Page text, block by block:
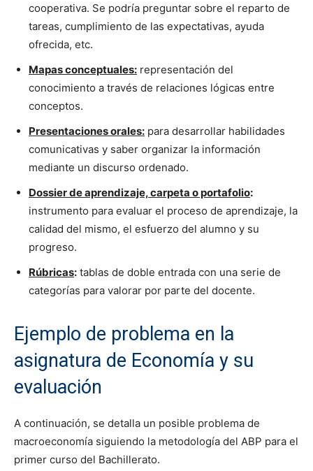
cooperativa. Se podría preguntar sobre el reparto de
tareas, cumplimiento de las expectativas, ayuda
ofrecida, etc.
Mapas conceptuales: representación del
conocimiento a través de relaciones lógicas entre
conceptos.
Presentaciones orales: para desarrollar habilidades
comunicativas y saber organizar la información
mediante un discurso ordenado.
Dossier de aprendizaje, carpeta o portafolio:
instrumento para evaluar el proceso de aprendizaje, la
calidad del mismo, el esfuerzo del alumno y su
progreso.
Rúbricas: tablas de doble entrada con una serie de
categorías para valorar por parte del docente.
Ejemplo de problema en la
asignatura de Economía y su
evaluación
A continuación, se detalla un posible problema de
macroeconomía siguiendo la metodología del ABP para el
primer curso del Bachillerato.